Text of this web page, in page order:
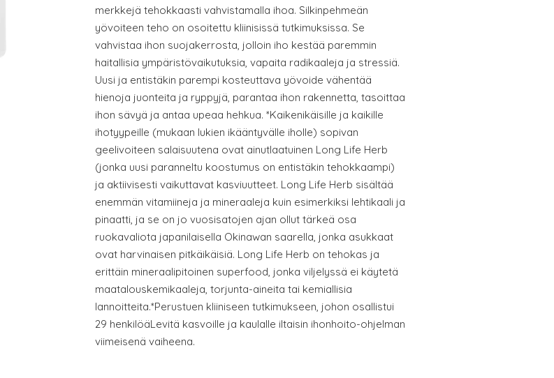
merkkejä tehokkaasti vahvistamalla ihoa. Silkinpehmeän
yövoiteen teho on osoitettu kliinisissä tutkimuksissa. Se
vahvistaa ihon suojakerrosta, jolloin iho kestää paremmin
haitallisia ympäristövaikutuksia, vapaita radikaaleja ja stressiä.
Uusi ja entistäkin parempi kosteuttava yövoide vähentää
hienoja juonteita ja ryppyjä, parantaa ihon rakennetta, tasoittaa
ihon sävyä ja antaa upeaa hehkua. *Kaikenikäisille ja kaikille
ihotyypeille (mukaan lukien ikääntyvälle iholle) sopivan
geelivoiteen salaisuutena ovat ainutlaatuinen Long Life Herb
(jonka uusi paranneltu koostumus on entistäkin tehokkaampi)
ja aktiivisesti vaikuttavat kasviuutteet. Long Life Herb sisältää
enemmän vitamiineja ja mineraaleja kuin esimerkiksi lehtikaali ja
pinaatti, ja se on jo vuosisatojen ajan ollut tärkeä osa
ruokavaliota japanilaisella Okinawan saarella, jonka asukkaat
ovat harvinaisen pitkäikäisiä. Long Life Herb on tehokas ja
erittäin mineraalipitoinen superfood, jonka viljelyssä ei käytetä
maatalouskemikaaleja, torjunta-aineita tai kemiallisia
lannoitteita.*Perustuen kliiniseen tutkimukseen, johon osallistui
29 henkilöäLevitä kasvoille ja kaulalle iltaisin ihonhoito-ohjelman
viimeisenä vaiheena.